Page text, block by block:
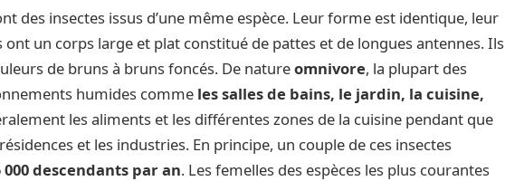
des insectes issus d’une même espèce. Leur forme est identique, leur
ont un corps large et plat constitué de pattes et de longues antennes. Ils
de bruns à bruns foncés. De natureomnivore, la plupart des
humides comme les salles de bains, le jardin, la cuisine,
les aliments et les différentes zones de la cuisine pendant que
et les industries. En principe, un couple de ces insectes
000 descendants par an. Les femelles des espèces les plus courantes